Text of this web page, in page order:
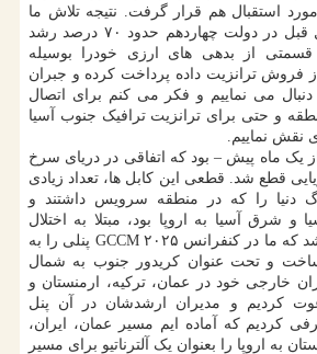
استقبال هم قرار گرفت. نتیجه تلاش ما
این شد که در یک سال قبل در دولت چهاردهم حدود ۷۰ درصد رشد
قسمتی از بدهی های ارزی خودرا بوسیله
فروش ترانزیت داده پرداخت کرده و جبران
می نماییم و فکر می کنم برای اتصال
و حتی برای ترانزیت ترافیک جنوب آسیا
نقش نماییم.
یک ماه پیش – بود که اتفاقی در دریای سرخ
قطع شد. قطعی این کابل ها، تعداد زیادی
دنیا را که در منطقه سرویس داشتند و
و شرق آسیا به اروپا بود، مبتلا به اختلال
کرد. این مساله سبب شد که ما در کنفرانس GCCM ۲۰۲۵ پنلی را به
و تحت عنوان کریدور جنوب به شمال
خارجی خود در عمان، ترکیه، ارمنستان و
کردیم و مدیران ارشدشان در آن پنل
کردیم که آماده ایم مسیر عمان، ایران،
به اروپا را بعنوان یک آلترناتیو برای مسیر